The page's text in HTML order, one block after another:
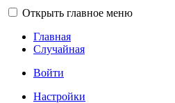
Открыть главное меню
Главная
Случайная
Войти
Настройки